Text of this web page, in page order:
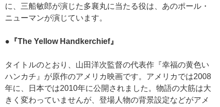
に、三船敏郎が演じた多襄丸に当たる役は、あのポール・
ニューマンが演じています。
●『The Yellow Handkerchief』
タイトルのとおり、山田洋次監督の代表作『幸福の黄色い
ハンカチ』が原作のアメリカ映画です。アメリカでは2008
年に、日本では2010年に公開されました。物語の大筋は大
きく変わっていませんが、登場人物の背景設定などがアメ